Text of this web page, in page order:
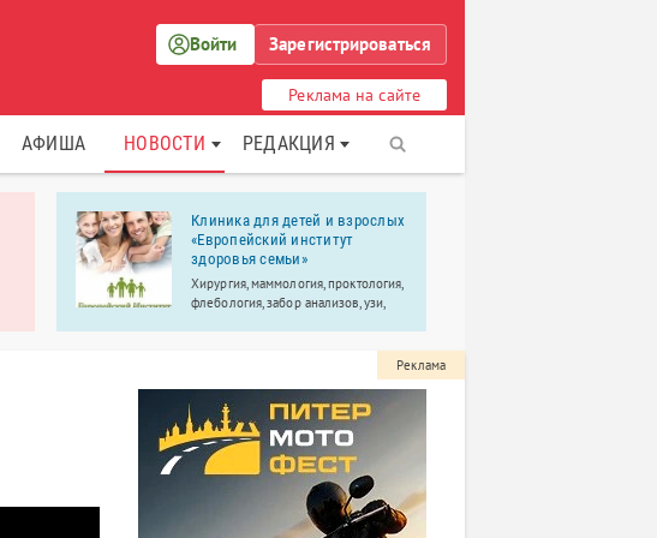
Войти Зарегистрироваться
Реклама на сайте
АФИША НОВОСТИ РЕДАКЦИЯ
Клиника для детей и взрослых
«Европейский институт
здоровья семьи»
Хирургия, маммология, проктология,
флебология, забор анализов, узи,
Реклама